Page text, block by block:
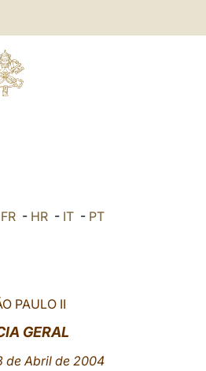
FR- HR- IT- PT
PAULO II
GERAL
de Abril de 2004